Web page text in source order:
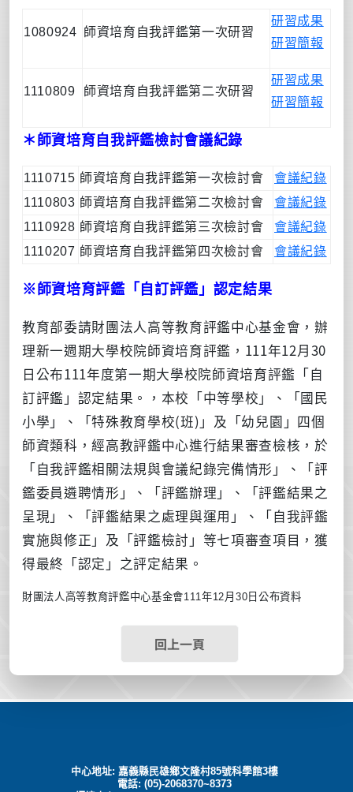
1080924 師資培育自我評鑑第一次研習
研習成果
研習簡報
1110809 師資培育自我評鑑第二次研習
研習成果
研習簡報
＊師資培育自我評鑑檢討會議紀錄
1110715 師資培育自我評鑑第一次檢討會
會議紀錄
1110803 師資培育自我評鑑第二次檢討會
會議紀錄
1110928 師資培育自我評鑑第三次檢討會
會議紀錄
1110207 師資培育自我評鑑第四次檢討會 會議紀錄
※師資培育評鑑「自訂評鑑」認定結果
教育部委請財團法人高等教育評鑑中心基金會，辦
理新一週期大學校院師資培育評鑑， 111年12月30
日公布111年度第一期大學校院師資培育評鑑「自
訂評鑑」認定結果。，本校「中等學校」、「國民
小學」、「特殊教育學校(班) 」及「幼兒園」四個
師資類科，經高教評鑑中心進行結果審查檢核，於
「自我評鑑相關法規與會議紀錄完備情形」、「評
鑑委員遴聘情形」、「評鑑辦理」、「評鑑結果之
呈現」、「評鑑結果之處理與運用」、「自我評鑑
實施與修正」及「評鑑檢討」等七項審查項目，獲
得最終「認定」之評定結果。
財團法人高等教育評鑑中心基金會111年12 月 30 日公布資料
回上一頁
中心地址: 嘉義縣民雄鄉文隆村85號科學館3樓
電話: (05)-2068370~8373